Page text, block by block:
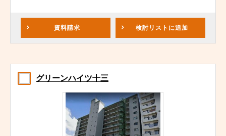
資料請求 検討リスト に追加
グリーンハイツ十三